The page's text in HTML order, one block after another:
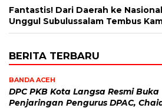
Fantastis! Dari Daerah ke
Unggul Subulussalam Tembus
BERITA TERBARU
BANDA ACEH
DPC PKB Kota Langsa Resmi Buka
Penjaringan Pengurus DPAC,